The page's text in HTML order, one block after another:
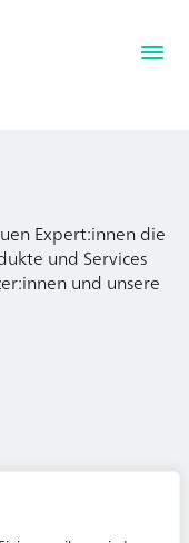
Expert:innen die
und Services
und unsere
Expert:innen die
und Services
und unsere